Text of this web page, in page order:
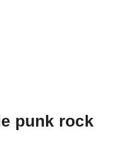
punk rock